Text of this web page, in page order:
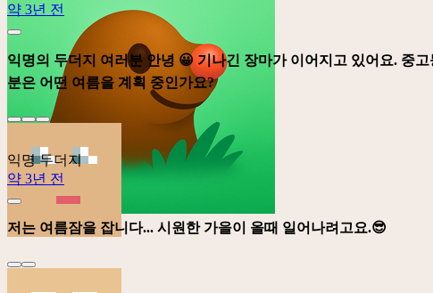
약 3년 전
익명의 두더지 여러분 안녕 😀 기나긴 장마가 이어지고 있어요. 중
분은 어떤 여름을 계획 중인가요?
익명 두더지
약 3년 전
저는 여름잠을 잡니다... 시원한 가을이 올때 일어나려고요.😎